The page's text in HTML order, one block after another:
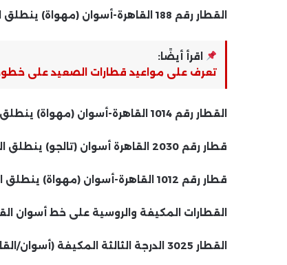
القطار رقم 188 القاهرة-أسوان (مهواة) ينطلق الساعة 6:00 مساءا.
اقرأ أيضًا:
تعرف على مواعيد قطارات الصعيد على
القطار رقم 1014 القاهرة-أسوان (مهواة) ينطلق الساعة 18:50.
قطار رقم 2030 القاهرة أسوان (تالجو) ينطلق الساعة 19:00.
قطار رقم 1012 القاهرة-أسوان (مهواة) ينطلق الساعة 8:20 مساءً
القطارات المكيفة والروسية على خط أسوان
القطار 3025 الدرجة الثالثة المكيفة (أسوان/القاهرة) يغادر الساعة 04:10 ويصل الساعة 16:40.